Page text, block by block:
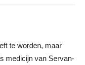
te worden, maar
medicijn van Servan-